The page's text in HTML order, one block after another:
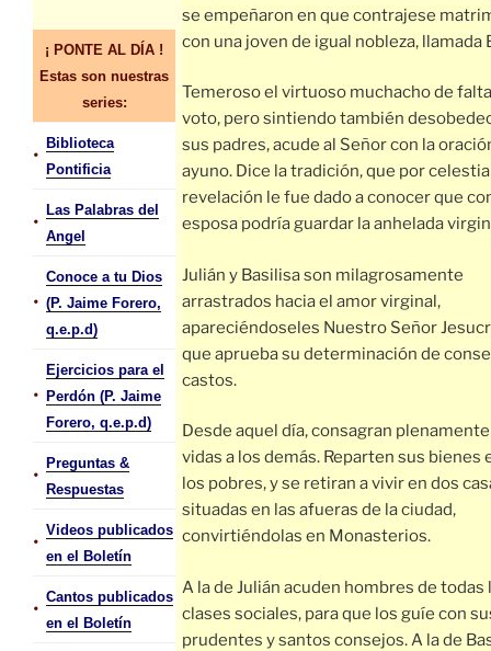
¡ PONTE AL DÍA !
Estas son nuestras
series:
•
Biblioteca
Pontificia
•
Las Palabras del
Angel
•
Conoce a tu Dios
(P. Jaime Forero,
q.e.p.d)
•
Ejercicios para el
Perdón (P. Jaime
Forero, q.e.p.d)
•
Preguntas &
Respuestas
•
Videos publicados
en el Boletín
•
Cantos publicados
en el Boletín
se empeñaron en que contrajese
con una joven de igual nobleza, llamada
Temeroso el virtuoso muchacho de
voto, pero sintiendo también
sus padres, acude al Señor con la
ayuno. Dice la tradición, que por
revelación le fue dado a conocer que
esposa podría guardar la anhelada
Julián y Basilisa son milagrosamente
arrastrados hacia el amor virginal,
apareciéndoseles Nuestro Señor
que aprueba su determinación de
castos.
Desde aquel día, consagran
vidas a los demás. Reparten sus bienes
los pobres, y se retiran a vivir en dos
situadas en las afueras de la ciudad,
convirtiéndolas en Monasterios.
A la de Julián acuden hombres de todas
clases sociales, para que los guíe con
prudentes y santos consejos. A la de